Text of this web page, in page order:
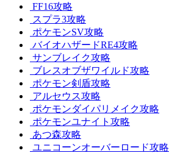
FF16攻略
スプラ3攻略
ポケモンSV攻略
バイオハザードRE4攻略
サンブレイク攻略
ブレスオブザワイルド攻略
ポケモン剣盾攻略
アルセウス攻略
ポケモンダイパリメイク攻略
ポケモンユナイト攻略
あつ森攻略
ユニコーンオーバーロード攻略